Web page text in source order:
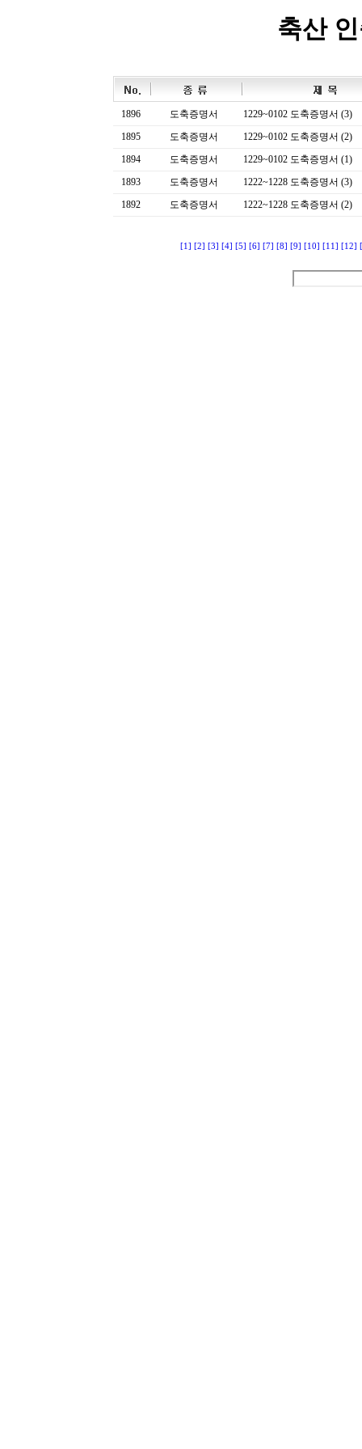
축산
1896 도축증명서
1229~0102 도축증명서 (3)
1895
도축증명서
1229~0102 도축증명서 (2)
1894
도축증명서
1229~0102 도축증명서 (1)
1893
도축증명서
1222~1228 도축증명서 (3)
1892
도축증명서 1222~1228 도축증명서 (2)
[1] [2] [3] [4] [5] [6] [7] [8] [9] [10] [11] [12]